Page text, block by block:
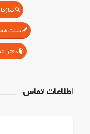
سایت
دفتر
اطلاعات تماس